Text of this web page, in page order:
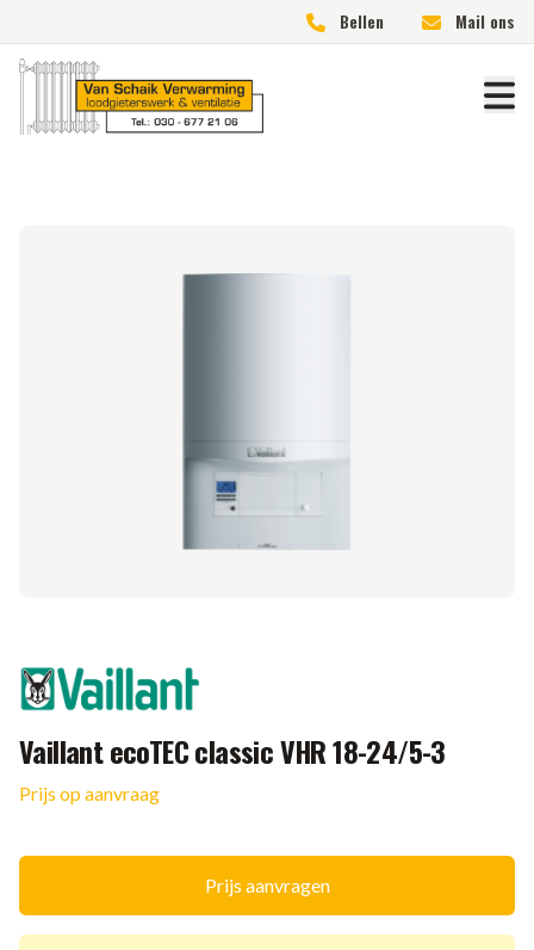
Bellen Mail ons
Vaillant ecoTEC classic VHR 18-24/5-3
Prijs op aanvraag
Merk
Prijs aanvragen